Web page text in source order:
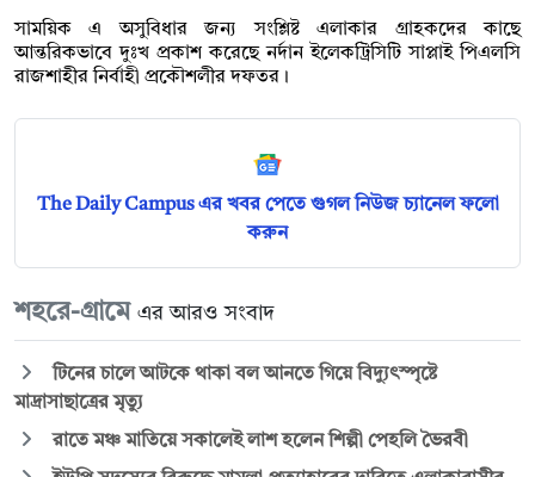
সাময়িক এ অসুবিধার জন্য সংশ্লিষ্ট এলাকার গ্রাহকদের কাছে
আন্তরিকভাবে দুঃখ প্রকাশ করেছে নর্দান ইলেকট্রিসিটি সাপ্লাই পিএলসি
রাজশাহীর নির্বাহী প্রকৌশলীর দফতর।
The Daily Campus এর খবর পেতে গুগল নিউজ চ্যানেল ফলো
করুন
শহরে-গ্রামে এর আরও সংবাদ
টিনের চালে আটকে থাকা বল আনতে গিয়ে বিদ্যুৎস্পৃষ্টে
মাদ্রাসাছাত্রের মৃত্যু
রাতে মঞ্চ মাতিয়ে সকালেই লাশ হলেন শিল্পী পেহলি ভৈরবী